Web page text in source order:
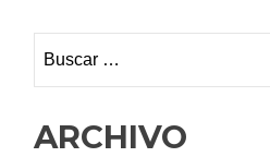
ARCHIVO